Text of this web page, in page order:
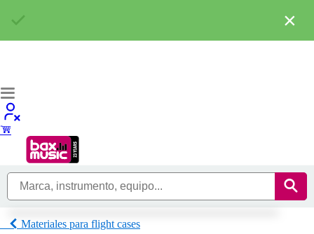
Materiales para flight cases
×